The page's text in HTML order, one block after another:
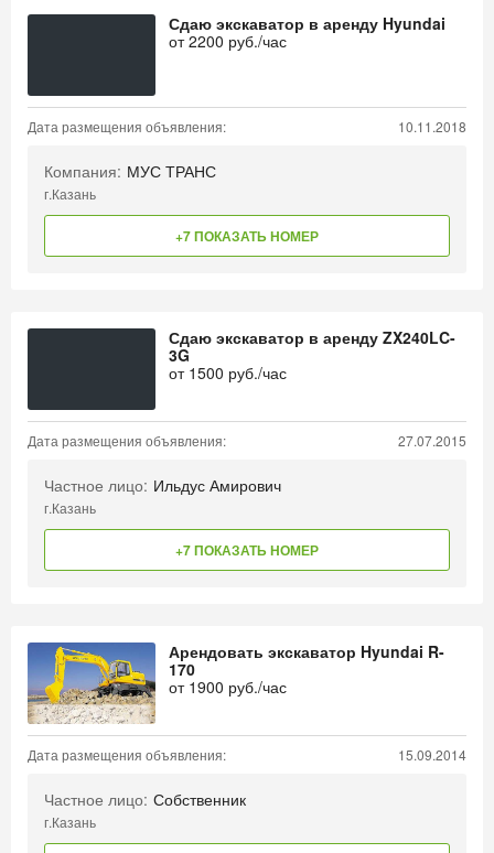
Сдаю экскаватор в аренду Hyundai
от2200 руб./час
Дата размещения объявления: 10.11.2018
Компания: МУС ТРАНС
г.Казань
+7 ПОКАЗАТЬ НОМЕР
Сдаю экскаватор в аренду ZX240LC-
3G
от 1500 руб./час
Дата размещения объявления: 27.07.2015
Частное лицо: Ильдус Амирович
г.Казань
+7 ПОКАЗАТЬ НОМЕР
Арендовать экскаватор Hyundai R-
170
от 1900 руб./час
Дата размещения объявления: 15.09.2014
Частное лицо: Собственник
г.Казань